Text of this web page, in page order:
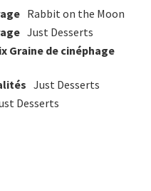
Rabbit on the Moon
Just Desserts
Graine de cinéphage
Just Desserts
Desserts